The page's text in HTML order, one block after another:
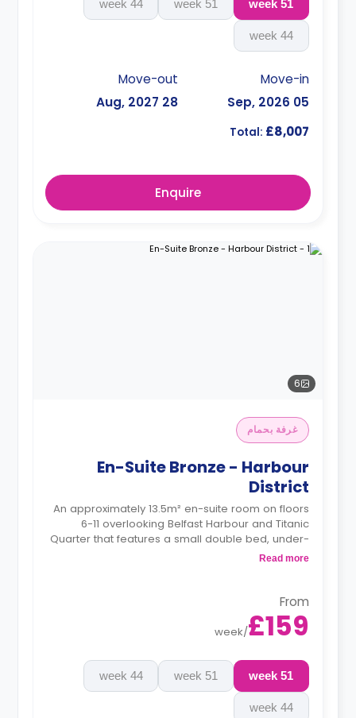
51 week
51 week
44 week
44 week
Move-in
05 Sep, 2026
Move-out
28 Aug, 2027
Total: £8,007
Enquire
6
غرفة بحمام
En-Suite Bronze - Harbour
District
An approximately 13.5m² en-suite room on floors
6-11 overlooking Belfast Harbour and Titanic
Quarter that features a small double bed, under-
bed storage, desk, chair, wardrobe, full-length
Read more
From
£159
/
week
51 week
51 week
44 week
44 week